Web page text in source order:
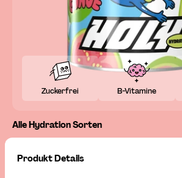
Zuckerfrei B-Vitamine
Alle Hydration Sorten
Produkt Details